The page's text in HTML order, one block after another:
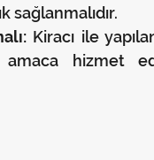
sağlanmalıdır.
Kiracı ile
amaca hizmet